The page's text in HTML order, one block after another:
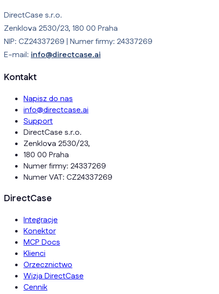
DirectCase s.r.o.
Zenklova 2530/23, 180 00 Praha
NIP: CZ24337269 | Numer firmy: 24337269
E-mail: info@directcase.ai
Kontakt
Napisz do nas
info@directcase.ai
Support
DirectCase s.r.o.
Zenklova 2530/23,
180 00 Praha
Numer firmy: 24337269
Numer VAT: CZ24337269
DirectCase
Integracje
Konektor
MCP Docs
Klienci
Orzecznictwo
Wizja DirectCase
Cennik